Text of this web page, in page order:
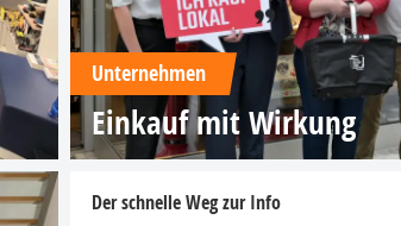
Unternehmen
Einkauf mit Wirkung
Der schnelle Weg zur Info